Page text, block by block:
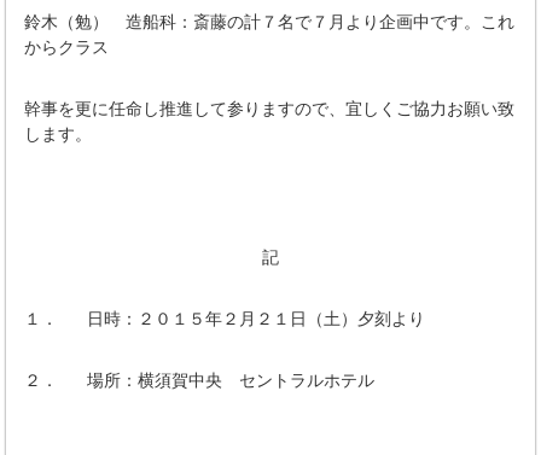
鈴木（勉） 造船科：斎藤の計７名で７月より企画中です。これ
からクラス
幹事を更に任命し推進して参りますので、宜しくご協力お願い致
します。
記
１． 日時：２０１５年２月２１日（土）夕刻より
２． 場所：横須賀中央 セントラルホテル